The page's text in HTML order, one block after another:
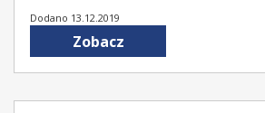
Dodano 13.12.2019
Zobacz